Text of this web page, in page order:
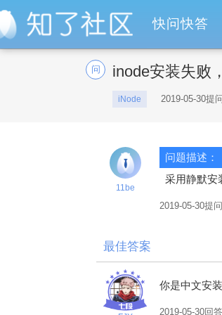
快问快答
问 inode安装失败
iNode 2019-05-30提
11be
问题描述：
采用静默安
2019-05-30提问
最佳答案
你是中文安
2019-05-30回答